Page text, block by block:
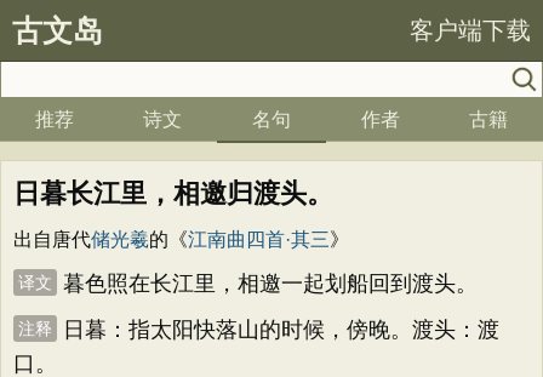
古文岛 客户端下载
推荐 诗文 名句 作者 古籍
日暮长江里，相邀归渡头。
出自唐代储光羲的《江南曲四首·其三》
译文 暮色照在长江里，相邀一起划船回到渡头。
注释
日暮：指太阳快落山的时候，傍晚。渡头：渡
口。